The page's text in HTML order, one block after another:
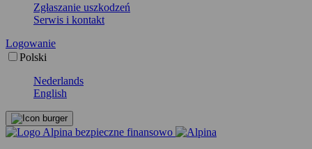
Zgłaszanie uszkodzeń
Serwis i kontakt
Logowanie
Polski
Nederlands
English